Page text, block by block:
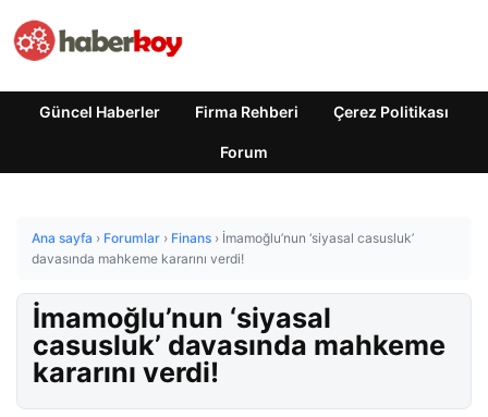
Güncel Haberler Firma Rehberi Çerez Politikası
Forum
Ana sayfa › Forumlar › Finans › İmamoğlu’nun ‘siyasal casusluk’
davasında mahkeme kararını verdi!
İmamoğlu’nun ‘siyasal
casusluk’ davasında mahkeme
kararını verdi!